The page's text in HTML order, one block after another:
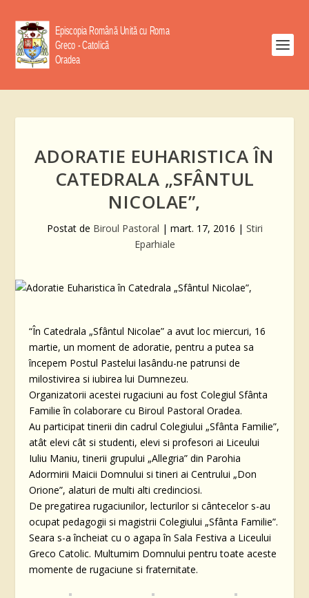
ADORATIE EUHARISTICA ÎN
CATEDRALA „SFÂNTUL
NICOLAE”,
Postat de Biroul Pastoral | mart. 17, 2016 | Stiri
Eparhiale
“În Catedrala „Sfântul Nicolae” a avut loc miercuri, 16
martie, un moment de adoratie, pentru a putea sa
începem Postul Pastelui lasându-ne patrunsi de
milostivirea si iubirea lui Dumnezeu.
Organizatorii acestei rugaciuni au fost Colegiul Sfânta
Familie în colaborare cu Biroul Pastoral Oradea.
Au participat tinerii din cadrul Colegiului „Sfânta Familie”,
atât elevi cât si studenti, elevi si profesori ai Liceului
Iuliu Maniu, tinerii grupului „Allegria” din Parohia
Adormirii Maicii Domnului si tineri ai Centrului „Don
Orione”, alaturi de multi alti credinciosi.
De pregatirea rugaciunilor, lecturilor si cântecelor s-au
ocupat pedagogii si magistrii Colegiului „Sfânta Familie”.
Seara s-a încheiat cu o agapa în Sala Festiva a Liceului
Greco Catolic. Multumim Domnului pentru toate aceste
momente de rugaciune si fraternitate.